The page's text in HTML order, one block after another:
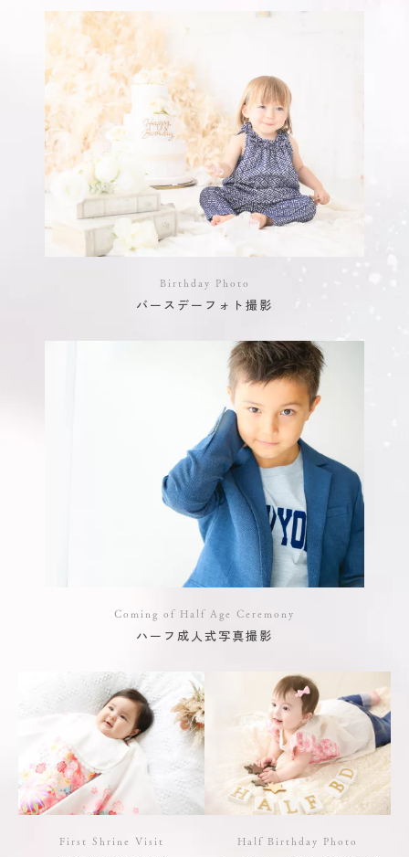
Birthday Photo
バースデーフォト撮影
Coming of Half Age Ceremony
ハーフ成人式写真撮影
First Shrine Visit Half Birthday Photo